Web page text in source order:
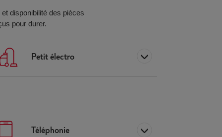
disponibilité des pièces
pour durer.
Petit électro
Téléphonie